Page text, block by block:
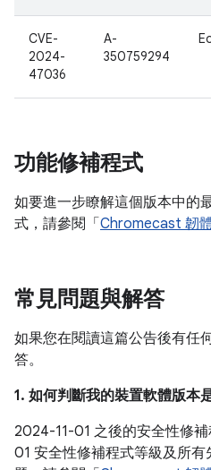
CVE-
2024-
47036
A-
350759294
功能修補程式
如要進一步瞭解這個版本中的
式，請參閱「 Chromecast 韌
常見問題與解答
如果您在閱讀這篇公告後有任
答。
1. 如何判斷我的裝置軟體版本
2024-11-01 之後的安全性修
01 安全性修補程式等級及所